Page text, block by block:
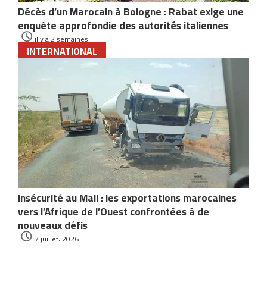
Décès d’un Marocain à Bologne : Rabat exige une
enquête approfondie des autorités italiennes
il y a 2 semaines
INTERNATIONAL
Insécurité au Mali : les exportations marocaines
vers l’Afrique de l’Ouest confrontées à de
nouveaux défis
7 juillet، 2026